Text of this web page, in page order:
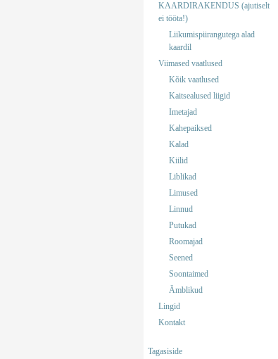
KAARDIRAKENDUS (ajutiselt
ei tööta!)
Liikumispiirangutega alad
kaardil
Viimased vaatlused
Kõik vaatlused
Kaitsealused liigid
Imetajad
Kahepaiksed
Kalad
Kiilid
Liblikad
Limused
Linnud
Putukad
Roomajad
Seened
Soontaimed
Ämblikud
Lingid
Kontakt
Tagasiside